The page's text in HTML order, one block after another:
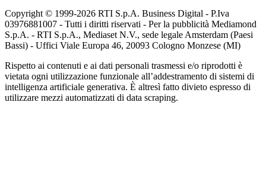
Copyright © 1999-2026 RTI S.p.A. Business Digital - P.Iva
03976881007 - Tutti i diritti riservati - Per la pubblicità Mediamond
S.p.A. - RTI S.p.A., Mediaset N.V., sede legale Amsterdam (Paesi
Bassi) - Uffici Viale Europa 46, 20093 Cologno Monzese (MI)
Rispetto ai contenuti e ai dati personali trasmessi e/o riprodotti è
vietata ogni utilizzazione funzionale all’addestramento di sistemi di
intelligenza artificiale generativa. È altresì fatto divieto espresso di
utilizzare mezzi automatizzati di data scraping.